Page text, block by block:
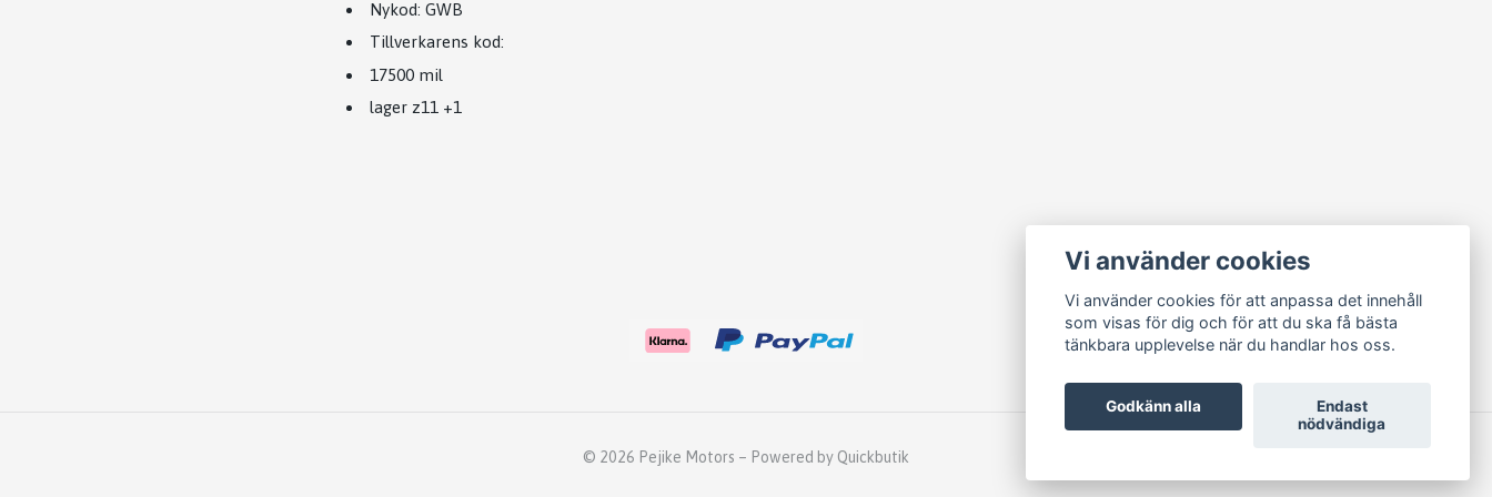
Nykod: GWB
Tillverkarens kod:
17500 mil
lager z11 +1
© 2026 Pejike Motors – Powered by Quickbutik
Vi använder cookies
Vi använder cookies för att anpassa det innehåll
som visas för dig och för att du ska få bästa
tänkbara upplevelse när du handlar hos oss.
Godkänn alla
Endast
nödvändiga